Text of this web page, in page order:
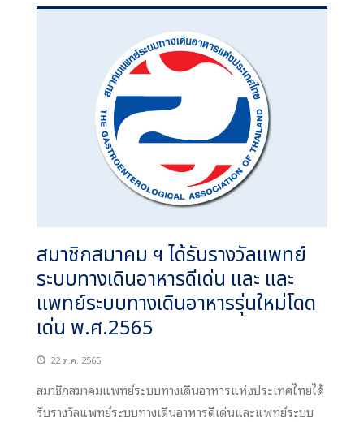
สมาชิกสมาคม ฯ ได้รับรางวัลแพทย์
ระบบทางเดินอาหารดีเด่น และ และ
แพทย์ระบบทางเดินอาหารรุ่นใหม่โดด
เด่น พ.ศ.2565
22 ต.ค. 2565
สมาชิกสมาคมแพทย์ระบบทางเดินอาหารแห่งประเทศไทยได้
รับรางวัลแพทย์ระบบทางเดินอาหารดีเด่นและแพทย์ระบบ